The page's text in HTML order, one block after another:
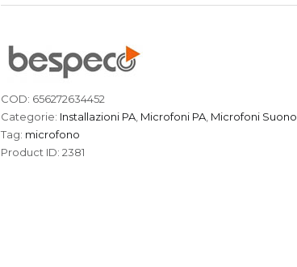
quantità
COD: 656272634452
Categorie: Installazioni PA Microfoni PA Microfoni Suono
Tag: microfono
Product ID: 2381